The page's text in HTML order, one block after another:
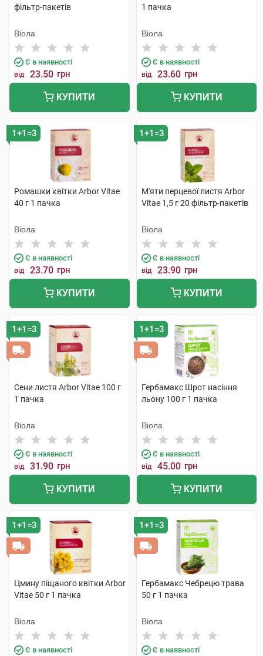
фільтр-пакетів
Віола
Є в наявності
від 23.50 грн
КУПИТИ
1 пачка
Віола
Є в наявності
від 23.60 грн
КУПИТИ
1+1=3
Ромашки квітки Arbor Vitae
40 г 1 пачка
Віола
Є в наявності
від 23.70 грн
КУПИТИ
1+1=3
М'яти перцевої листя Arbor
Vitae 1,5 г 20 фільтр-пакетів
Віола
Є в наявності
від 23.90 грн
КУПИТИ
1+1=3
Сени листя Arbor Vitae 100 г
1 пачка
Віола
Є в наявності
від 31.90 грн
КУПИТИ
1+1=3
Гербамакс Шрот насіння
льону 100 г 1 пачка
Віола
Є в наявності
від 45.00 грн
КУПИТИ
1+1=3
Цмину піщаного квітки Arbor
Vitae 50 г 1 пачка
Віола
Є в наявності
1+1=3
Гербамакс Чебрецю трава
50 г 1 пачка
Віола
Є в наявності